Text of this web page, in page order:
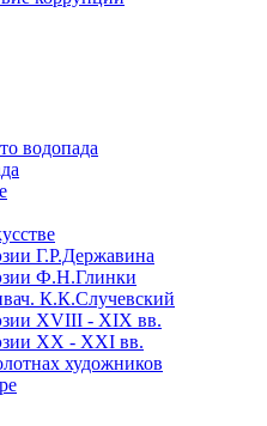
водопада
Г.Р.Державина
Ф.Н.Глинки
К.К.Случевский
XVIII - XIX вв.
XX - XXI вв.
художников